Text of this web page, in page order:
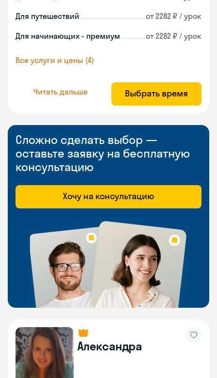
Для путешествий от 2282 ₽ / урок
Для начинающих - премиум от 2282 ₽ / урок
Все услуги и цены (4)
Читать дальше Выбрать время
Сложно сделать выбор —
оставьте заявку на бесплатную
консультацию
Хочу на консультацию
Александра